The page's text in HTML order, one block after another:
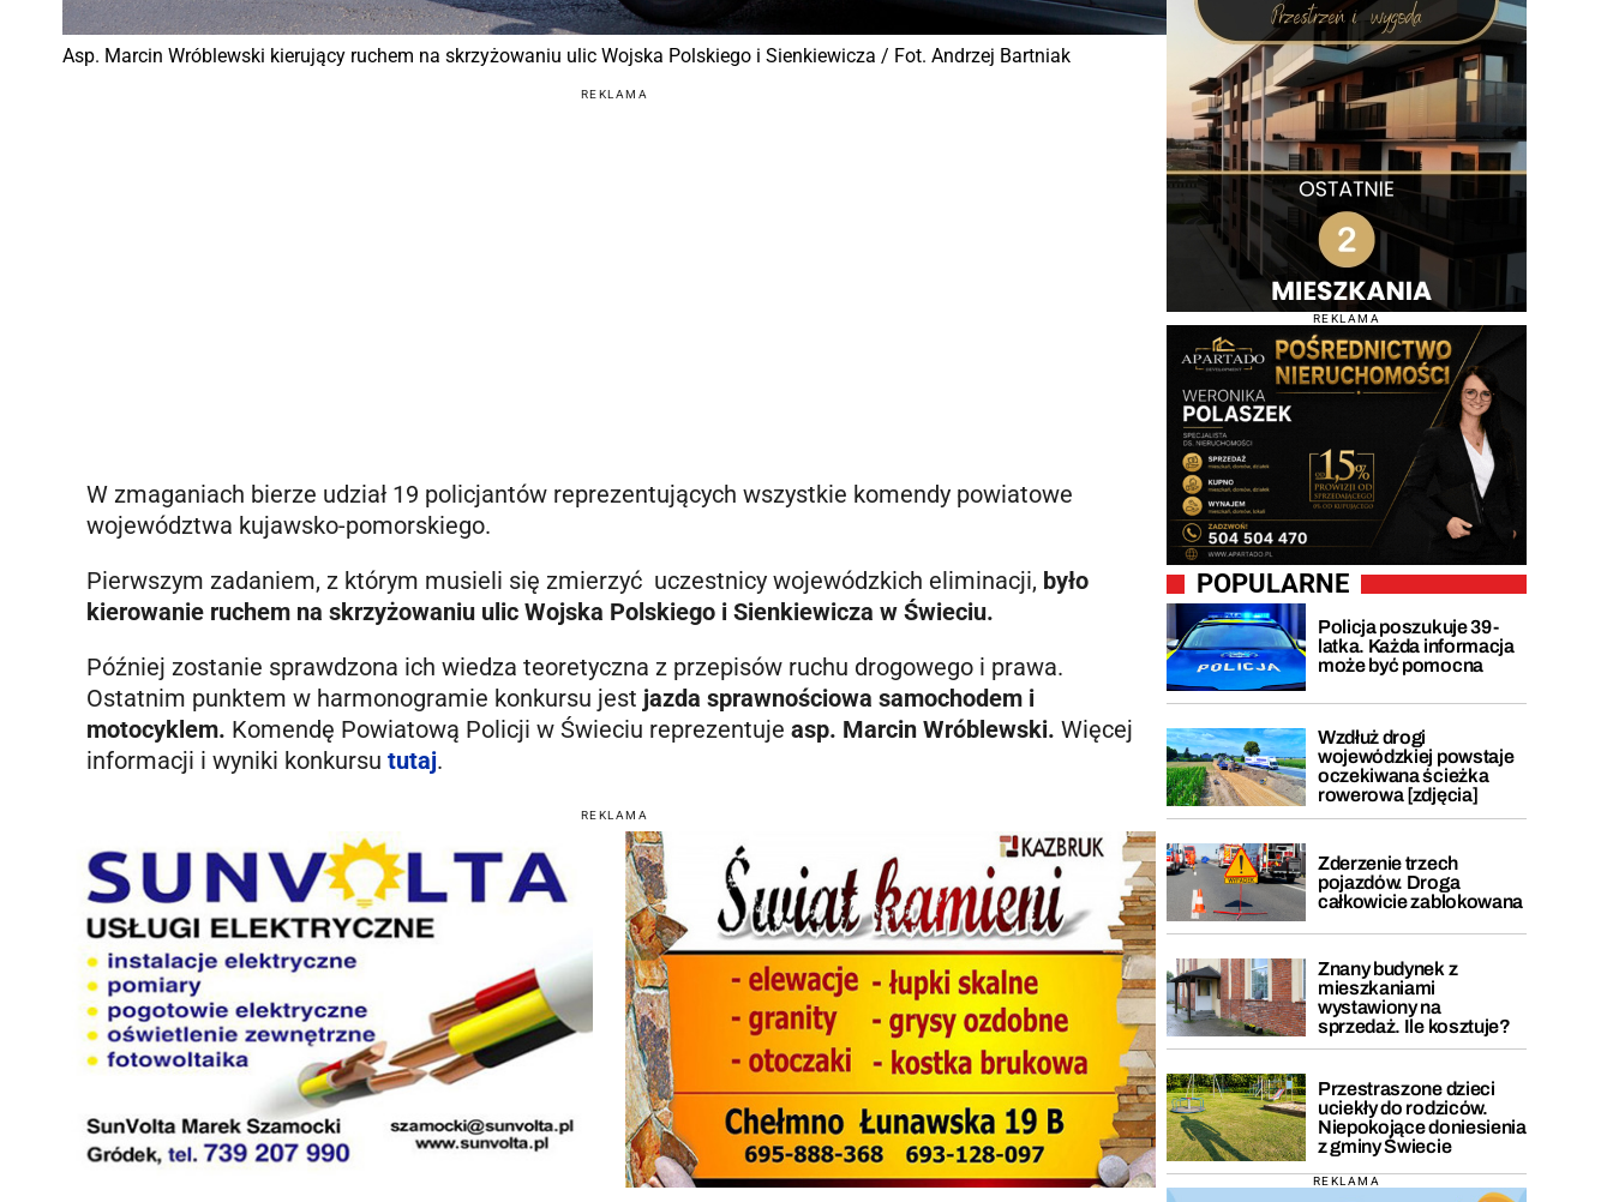
Asp. Marcin Wróblewski kierujący ruchem na skrzyżowaniu ulic Wojska Polskiego i Sienkiewicza / Fot. Andrzej Bartniak
REKLAMA
W zmaganiach bierze udział 19 policjantów reprezentujących wszystkie komendy powiatowe
województwa kujawsko-pomorskiego.
Pierwszym zadaniem, z którym musieli się zmierzyć uczestnicy wojewódzkich eliminacji, było
kierowanie ruchem na skrzyżowaniu ulic Wojska Polskiego i Sienkiewicza w Świeciu.
Później zostanie sprawdzona ich wiedza teoretyczna z przepisów ruchu drogowego i prawa.
Ostatnim punktem w harmonogramie konkursu jest jazda sprawnościowa samochodem i
motocyklem. Komendę Powiatową Policji w Świeciu reprezentuje asp. Marcin Wróblewski. Więcej
informacji i wyniki konkursu tutaj.
REKLAMA
REKLAMA
POPULARNE
Policja poszukuje 39-
latka. Każda informacja
może być pomocna
Wzdłuż drogi
wojewódzkiej powstaje
oczekiwana ścieżka
rowerowa [zdjęcia]
Zderzenie trzech
pojazdów. Droga
całkowicie zablokowana
Znany budynek z
mieszkaniami
wystawiony na
sprzedaż. Ile kosztuje?
Przestraszone dzieci
uciekły do rodziców.
Niepokojące doniesienia
z gminy Świecie
REKLAMA